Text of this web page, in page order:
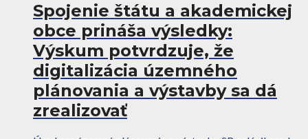
Spojenie štátu a akademickej
obce prináša výsledky:
Výskum potvrdzuje, že
digitalizácia územného
plánovania a výstavby sa dá
zrealizovať